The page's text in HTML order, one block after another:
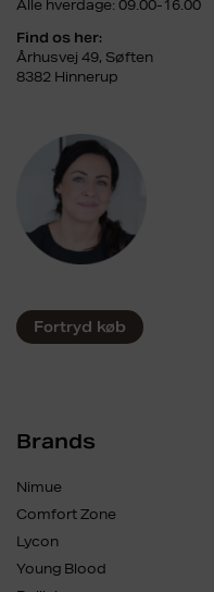
Alle hverdage: 09.00-16.00
Find os her:
Århusvej 49, Søften
8382 Hinnerup
Fortryd køb
Brands
Nimue
Comfort Zone
Lycon
Young Blood